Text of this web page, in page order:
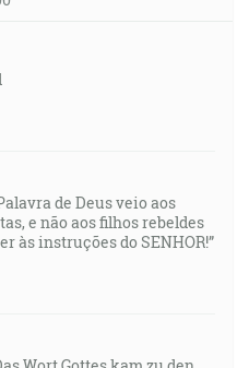
de Deus veio aos
e não aos filhos rebeldes
às instruções do SENHOR!”